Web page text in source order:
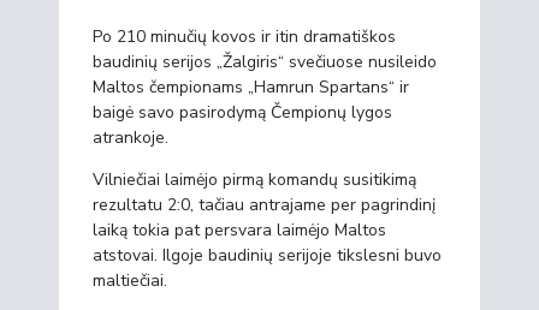
Po 210 minučių kovos ir itin dramatiškos
baudinių serijos „Žalgiris“ svečiuose nusileido
Maltos čempionams „Hamrun Spartans“ ir
baigė savo pasirodymą Čempionų lygos
atrankoje.
Vilniečiai laimėjo pirmą komandų susitikimą
rezultatu 2:0, tačiau antrajame per pagrindinį
laiką tokia pat persvara laimėjo Maltos
atstovai. Ilgoje baudinių serijoje tikslesni buvo
maltiečiai.